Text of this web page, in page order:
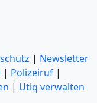
| Newsletter
| Polizeiruf |
| Utiq verwalten